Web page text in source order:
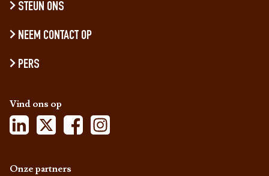
STEUN ONS
NEEM CONTACT OP
PERS
Vind ons op
Onze partners